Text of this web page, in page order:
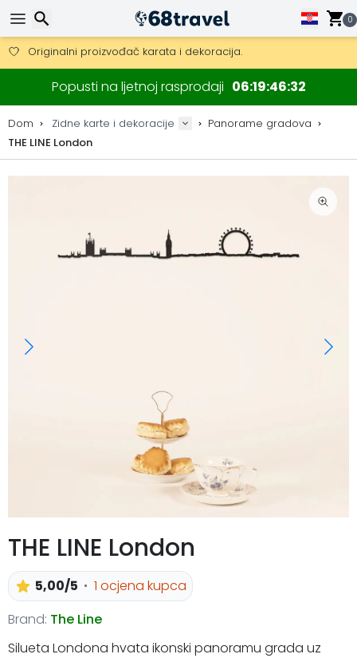
0
Besplatna dostava za narudžbe iznad 149 €.
Mogućnost slanja DHL Expressom (dostava unutar 24 sata)
30 dana za povrat, 90 dana za drvene karte i dekoracije.
Originalni proizvođač karata i dekoracija.
Popusti na ljetnoj rasprodaji 06194631
Dom Zidne karte i dekoracije
Panorame gradova
THE LINE London
THE LINE London
5,00/5
1 ocjena kupca
Brand: The Line
Silueta Londona hvata ikonski panoramu grada uz
Traži
Traži